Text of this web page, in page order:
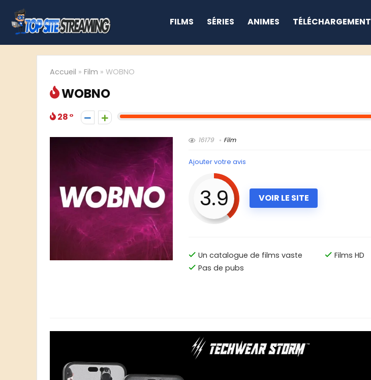
FILMS SÉRIES ANIMES TÉLÉCHARGEMENT
Accueil » Film » WOBNO
WOBNO
28
16179 Film
Ajouter votre avis
3.9 VOIR LE SITE
Un catalogue de films vaste
Films HD
Pas de pubs